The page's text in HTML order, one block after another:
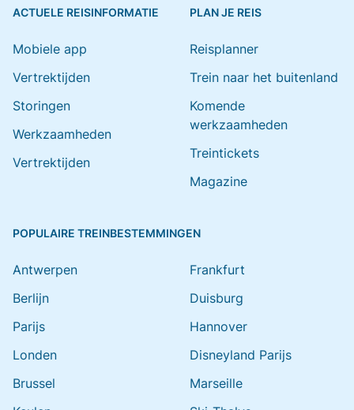
ACTUELE REISINFORMATIE
Mobiele app
Vertrektijden
Storingen
Werkzaamheden
Vertrektijden
PLAN JE REIS
Reisplanner
Trein naar het buitenland
Komende
werkzaamheden
Treintickets
Magazine
POPULAIRE TREINBESTEMMINGEN
Antwerpen
Berlijn
Parijs
Londen
Brussel
Frankfurt
Duisburg
Hannover
Disneyland Parijs
Marseille